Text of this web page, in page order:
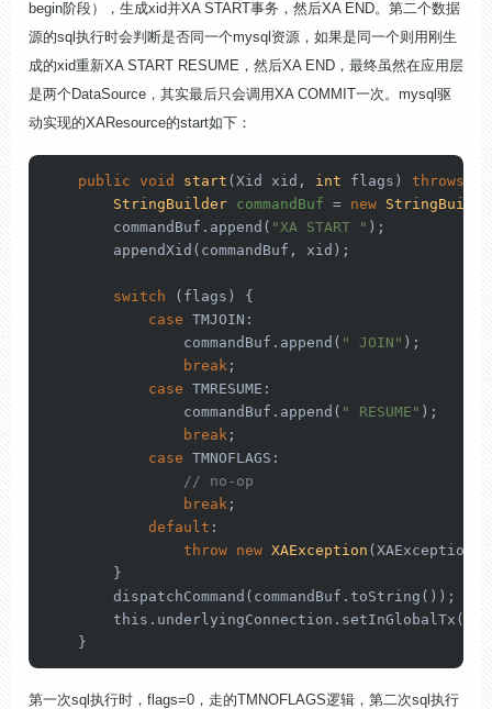
begin阶段），生成xid并XA START事务，然后XA END。第二个数据
源的sql执行时会判断是否同一个mysql资源，如果是同一个则用刚生
成的xid重新XA START RESUME，然后XA END，最终虽然在应用层
是两个DataSource，其实最后只会调用XA COMMIT一次。mysql驱
动实现的XAResource的start如下：
public void start (Xid xid, int flags) throws
StringBuilder commandBuf = new
        commandBuf.append(
"XA START " );
        appendXid(commandBuf, xid);
switch (flags) {
case TMJOIN:
                commandBuf.append(
" JOIN" );
break ;
case TMRESUME:
                commandBuf.append(
" RESUME" );
break ;
case TMNOFLAGS:
// no-op
break ;
default :
throw new XAException
        }
        dispatchCommand(commandBuf.toString());
this .underlyingConnection.setInGlobalTx(
    }
第一次sql执行时，flags=0，走的TMNOFLAGS逻辑，第二次sql执行